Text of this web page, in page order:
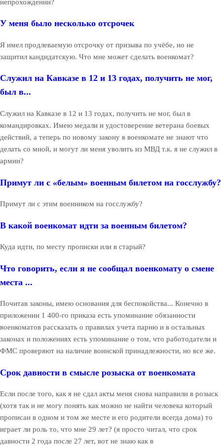
непрохождении?
У меня было несколько отсрочек
Я имел продлеваемую отсрочку от призыва по учёбе, но не
защитил кандидатскую. Что мне может сделать военкомат?
Служил на Кавказе в 12 и 13 годах, получить не мог,
был в...
Служил на Кавказе в 12 и 13 годах, получить не мог, был в
командировках. Имею медали и удостоверение ветерана боевых
действий, а теперь по новому закону в военкомате не знают что
делать со мной, и могут ли меня уволить из МВД т.к. я не служил в
армии?
Примут ли с «белым» военным билетом на госслужбу?
Примут ли с этим военником на госслужбу?
В какой военкомат идти за военным билетом?
Куда идти, по месту прописки или в старый?
Что говорить, если я не сообщал военкомату о смене
места ...
Почитав законы, имею основания для беспокойства... Конечно в
приложении 1 400-го приказа есть упоминание обязанности
военкоматов рассказать о правилах учета парню и в остальных
законах и положениях есть упоминание о том, что работодатели и
ФМС проверяют на наличие воинской принадлежности, но все же.
Срок давности в смысле розыска от военкомата
Если после того, как я не сдал акты меня снова направили в розыск
(хотя так и не могу понять как можно не найти человека который
прописан в одном и том же месте и его родители всегда дома) то
играет ли роль то, что мне 29 лет? (я просто читал, что срок
давности 2 года после 27 лет, вот не знаю как в